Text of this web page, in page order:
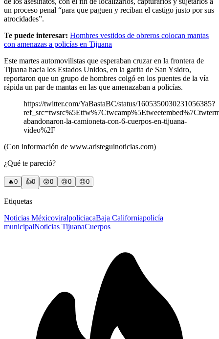
un proceso penal “para que paguen y reciban el castigo justo por sus
atrocidades”.
Te puede interesar: Hombres vestidos de obreros colocan mantas
con amenazas a policías en Tijuana
Este martes automovilistas que esperaban cruzar en la frontera de
Tijuana hacia los Estados Unidos, en la garita de San Ysidro,
reportaron que un grupo de hombres colgó en los puentes de la vía
rápida un par de mantas en las que amenazaban a policías.
https://twitter.com/YaBastaBC/status/1605350030231056385?
abandonaron-la-camioneta-con-6-cuerpos-en-tijuana-
video%2F
(Con información de www.aristeguinoticias.com)
¿Qué te pareció?
🔥0 👍0 😲0 😢0 😠0
Etiquetas
Noticias MéxicoviralpoliciacaBaja Californiapolicía
municipalNoticias TijuanaCuerpos